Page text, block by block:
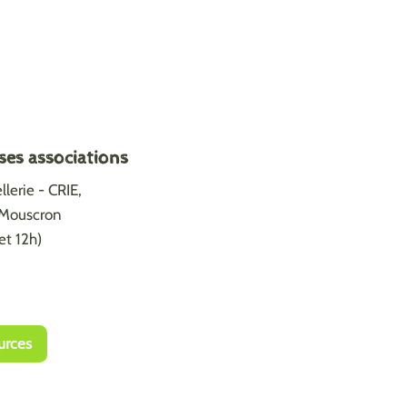
associations
- CRIE,
12h)